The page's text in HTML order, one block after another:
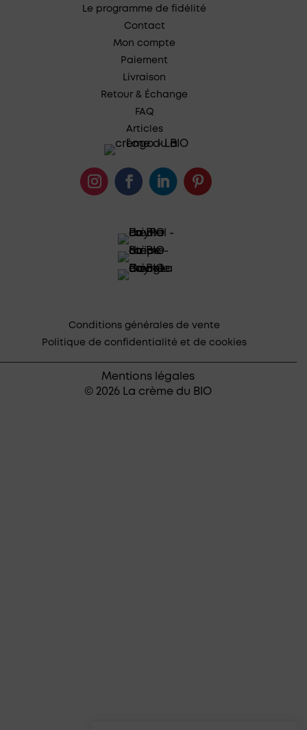
Le programme de fidélité
Contact
Mon compte
Paiement
Livraison
Retour & Échange
FAQ
Articles
Conditions générales de vente
Politique de confidentialité et de cookies
Mentions légales
© 2026 La crème du BIO